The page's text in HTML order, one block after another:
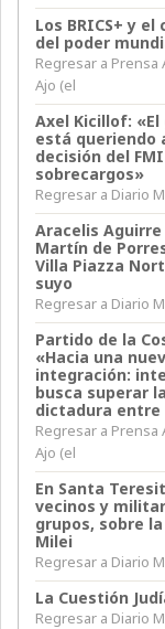
Los BRICS+ y
del poder
Regresar a Prensa
Ajo (el
Axel Kicillof:
está queriendo
decisión del
sobrecargos»
Regresar a Diario
Aracelis
Martín de
Villa Piazza
suyo
Regresar a Diario
Partido de la
«Hacia una
integración:
busca superar
dictadura entre
Regresar a Prensa
Ajo (el
En Santa
vecinos y
grupos, sobre
Milei
Regresar a Diario
La Cuestión
Regresar a Diario